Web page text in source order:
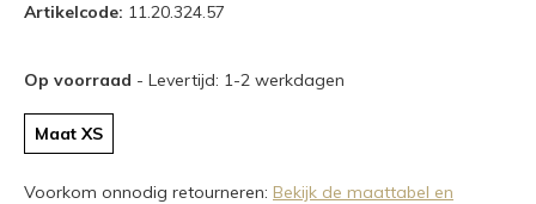
Artikelcode: 11.20.324.57
Op voorraad - Levertijd: 1-2 werkdagen
Maat XS
Voorkom onnodig retourneren: Bekijk de maattabel en